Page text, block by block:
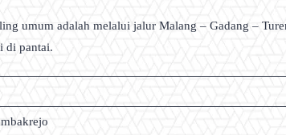
umum adalah melalui jalur Malang – Gadang –
di pantai.